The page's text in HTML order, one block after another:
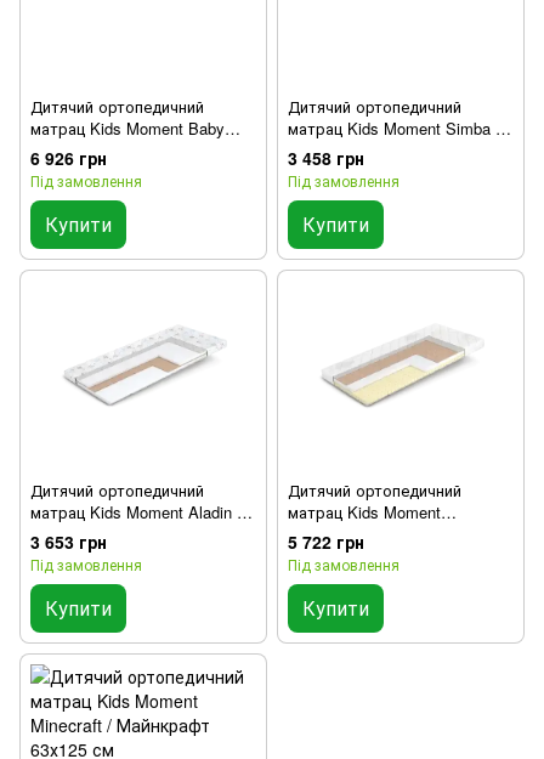
Дитячий ортопедичний
матрац Kids Moment Baby
Queen / Бейбі Квін 63х125 см
6 926 грн
Під замовлення
Купити
Дитячий ортопедичний
матрац Kids Moment Simba /
Сімба 63х125 см
3 458 грн
Під замовлення
Купити
Дитячий ортопедичний
матрац Kids Moment Aladin /
Аладін 63х125 см
3 653 грн
Під замовлення
Купити
Дитячий ортопедичний
матрац Kids Moment
Hotwheels / Хотвілс 63х125 см
5 722 грн
Під замовлення
Купити